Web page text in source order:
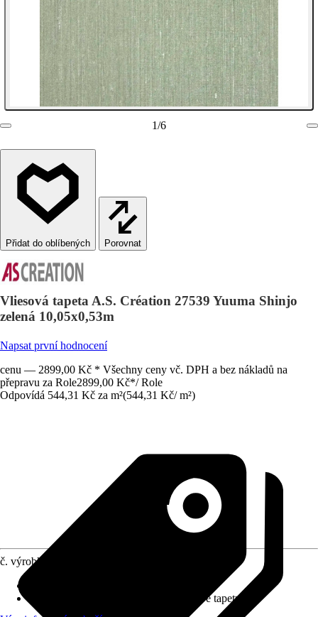
1/6
Porovnat
Vliesová tapeta A.S. Création 27539 Yuuma Shinjo
zelená 10,05x0,53m
Napsat první hodnocení
cenu — 2899,00 Kč * Všechny ceny vč. DPH a bez nákladů na
přepravu za Role2899,00 Kč*/ Role
Odpovídá 544,31 Kč za m²(544,31 Kč/ m²)
č. výrobku
Lepidlo na vliesové tapety